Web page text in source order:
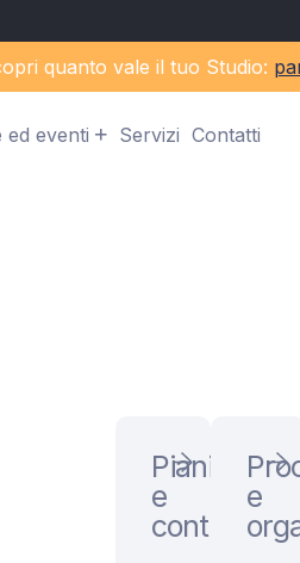
vale il tuo Studio:parti da
ed eventi Servizi Contatti
e
controllo
e